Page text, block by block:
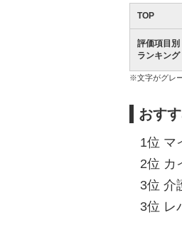
TOP
評価項目別
ランキング
※文字がグレ
おす
1位 マ
2位 カ
3位 介
3位 レ